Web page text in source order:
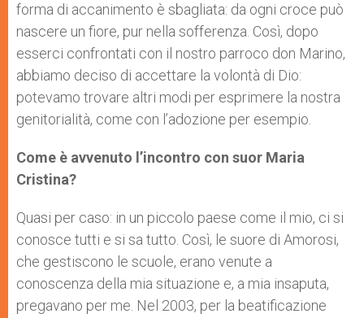
forma di accanimento è sbagliata: da ogni croce può
nascere un fiore, pur nella sofferenza. Così, dopo
esserci confrontati con il nostro parroco don Marino,
abbiamo deciso di accettare la volontà di Dio:
potevamo trovare altri modi per esprimere la nostra
genitorialità, come con l’adozione per esempio.
Come è avvenuto l’incontro con suor Maria
Cristina?
Quasi per caso: in un piccolo paese come il mio, ci si
conosce tutti e si sa tutto. Così, le suore di Amorosi,
che gestiscono le scuole, erano venute a
conoscenza della mia situazione e, a mia insaputa,
pregavano per me. Nel 2003, per la beatificazione